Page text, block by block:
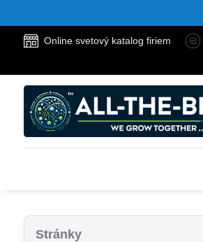
Online svetový katalog firiem
Stránky